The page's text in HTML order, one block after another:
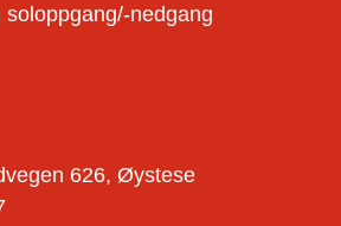
nedgang
626, Øystese